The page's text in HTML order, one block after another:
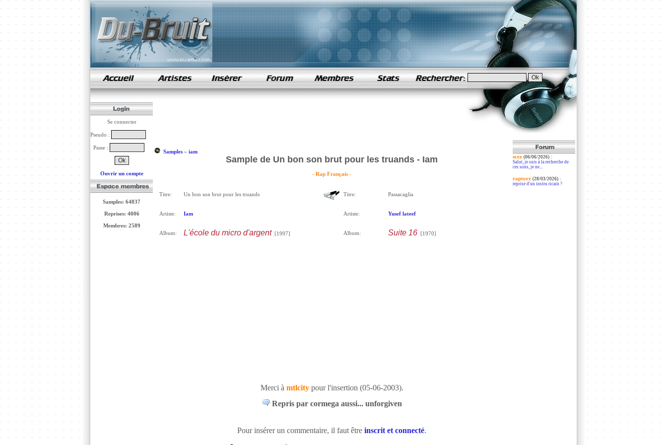
samples de rap
Se connecter
Pseudo :
Passe :
Ouvrir un compte
Samples: 64837
Reprises: 4006
Membres: 2589
Samples» iam
Sample de Un bon son brut pour les truands - Iam
- Rap Français -
Titre: Un bon son brut pour les truands
Artiste: Iam
Album: L'école du micro d'argent[1997]
Titre: Passacaglia
Artiste: Yusef lateef
Album: Suite 16[1970]
Merci à mtlcitypour l'insertion (05-06-2003).
Repris par cormega aussi... unforgiven
Pour insérer un commentaire, il faut être inscrit et connecté.
scez (06/06/2026):
Salut, je suis à la recherche de
ces sons, je ne...
raptorz (28/03/2026):
reprise d'un instru ricain ?